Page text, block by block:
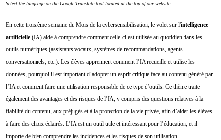
Select the language on the Google Translate tool located at the top of our website.
En cette troisième semaine du Mois de la cybersensibilisation, le volet sur l'intelligence
artificielle (IA) aide à comprendre comment celle-ci est utilisée au quotidien dans les
outils numériques (assistants vocaux, systèmes de recommandations, agents
conversationnels, etc.). Les élèves apprennent comment l’IA recueille et utilise les
données, pourquoi il est important d’adopter un esprit critique face au contenu généré par
l’IA et comment faire une utilisation responsable de ce type d’outils. Ce thème traite
également des avantages et des risques de l’IA, y compris des questions relatives à la
fiabilité du contenu, aux préjugés et à la protection de la vie privée, afin d’aider les élèves
à faire des choix éclairés. L’IA est un outil utile et intéressant pour l’éducation, et il
importe de bien comprendre les incidences et les risques de son utilisation.